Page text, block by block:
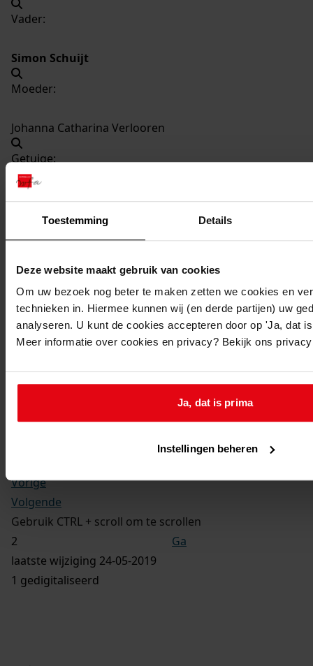
Toestemming Details
Deze website maakt gebruik van cookies
Om uw bezoek nog beter te maken zetten we cookies en
technieken in. Hiermee kunnen wij (en derde partijen) uw
analyseren. U kunt de cookies accepteren door op 'Ja, dat
Meer informatie over cookies en privacy? Bekijk ons
Ja, dat is prima
Instellingen beheren
Vader:
Simon Schuijt
Moeder:
Johanna Catharina Verlooren
Getuige:
Marijtje Vijselaar
Kerkelijke gezindte:
Toegangsnummer:
1702-09 Doop-, trouw- en begraafboeken Enkhuizen,
1581-1910
Inventarisnummer :
12
2.
Dit bestand is nog niet gecontroleerd op volledigheid
Vorige
Volgende
Gebruik CTRL + scroll om te scrollen
Ga
laatste wijziging 24-05-2019
1 gedigitaliseerd